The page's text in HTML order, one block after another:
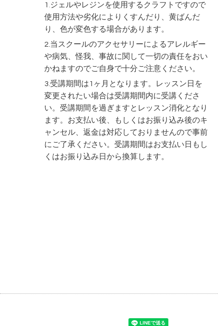
1 . ジェルやレジンを使用するクラフトですので
使用方法や劣化によりくすんだり、黄ばんだ
り、色が変色する場合があります。
2.当スクールのアクセサリーによるアレルギー
や病気、怪我、事故に関して一切の責任をおい
かねますのでご自身で十分ご注意ください。
3.受講期間は1ヶ月となります。レッスン日を
変更されたい場合は受講期間内に受講くださ
い。受講期間を過ぎますとレッスン消化となり
ます。お支払い後、もしくはお振り込み後のキ
ャンセル、返金は対応しておりませんので事前
にご了承ください。受講期間はお支払い日もし
くはお振り込み日から換算します。